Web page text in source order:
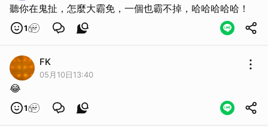
聽你在鬼扯，怎麼大霸免，一個也霸不掉，哈哈哈哈哈！
1
FK
05月10日13:40
😂
1